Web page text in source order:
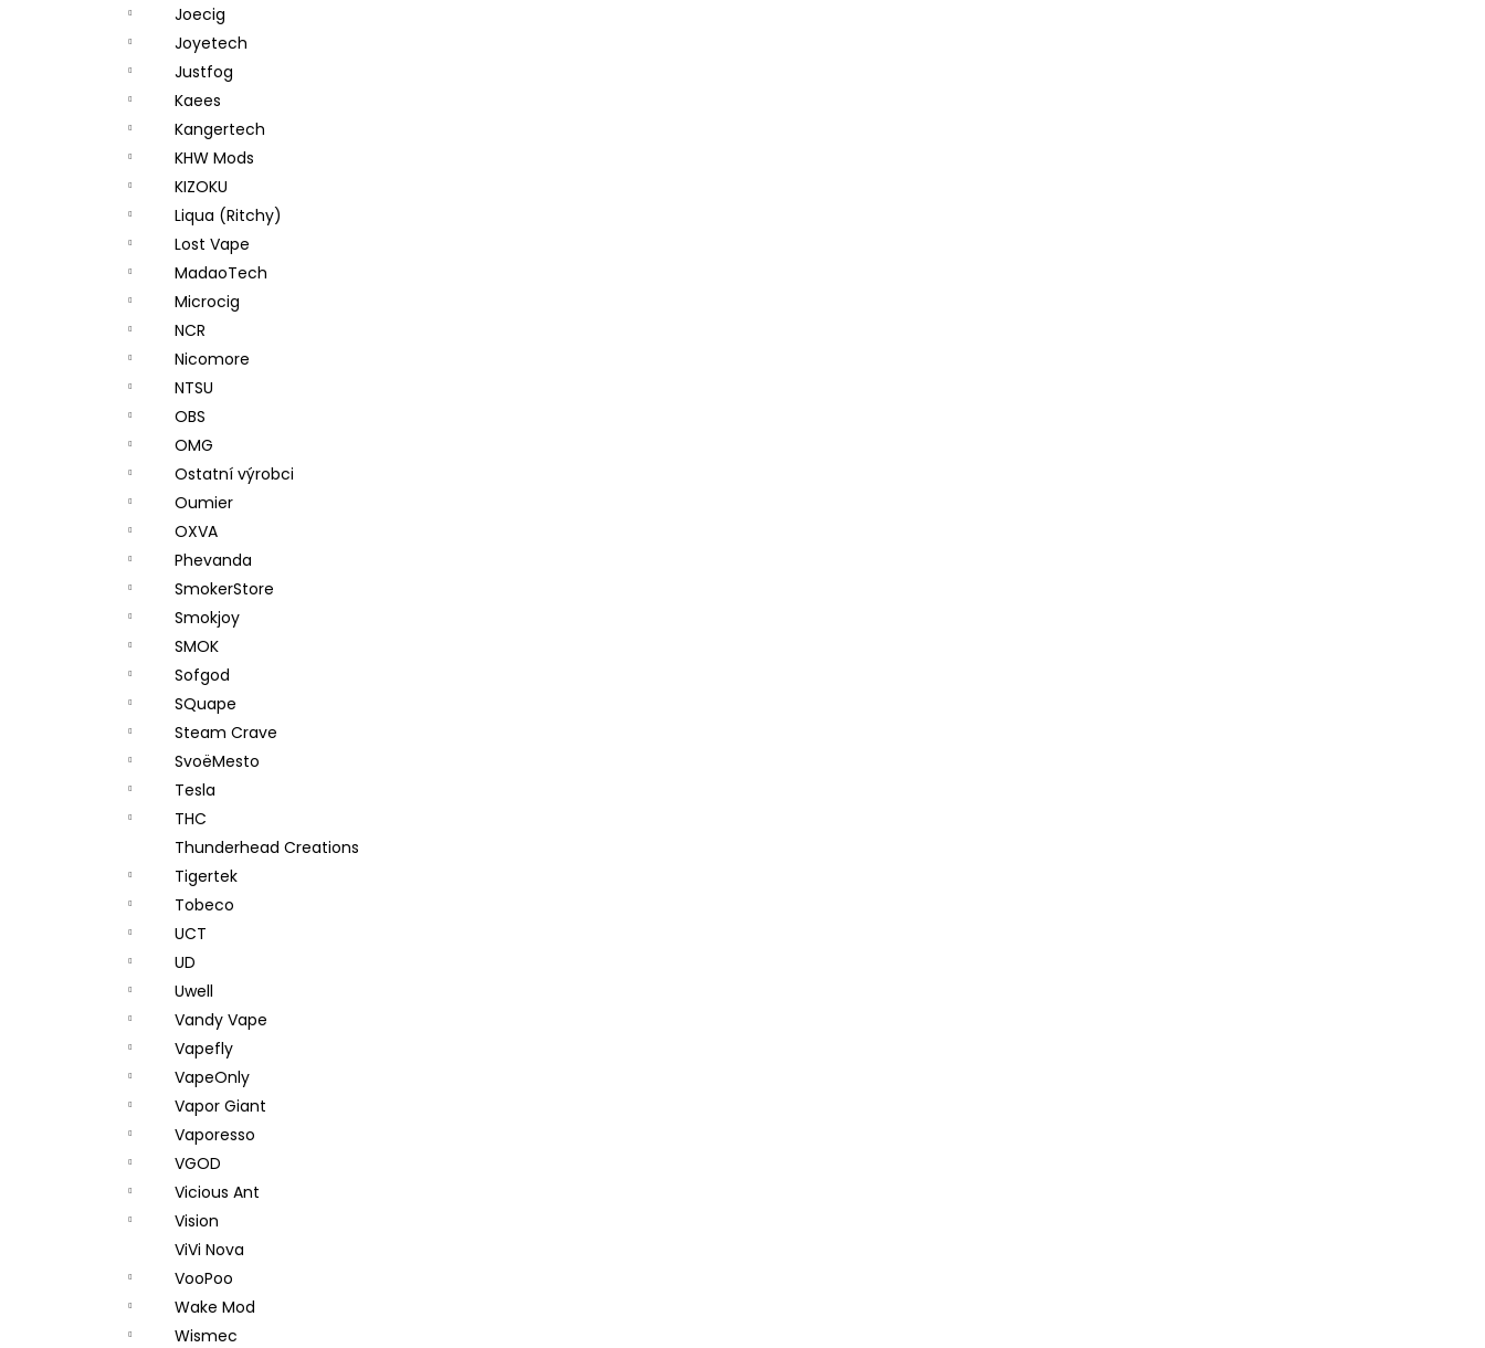
Joecig
Joyetech
Justfog
Kaees
Kangertech
KHW Mods
KIZOKU
Liqua (Ritchy)
Lost Vape
MadaoTech
Microcig
NCR
Nicomore
NTSU
OBS
OMG
Ostatní výrobci
Oumier
OXVA
Phevanda
SmokerStore
Smokjoy
SMOK
Sofgod
SQuape
Steam Crave
SvoëMesto
Tesla
THC
Thunderhead Creations
Tigertek
Tobeco
UCT
UD
Uwell
Vandy Vape
Vapefly
VapeOnly
Vapor Giant
Vaporesso
VGOD
Vicious Ant
Vision
ViVi Nova
VooPoo
Wake Mod
Wismec